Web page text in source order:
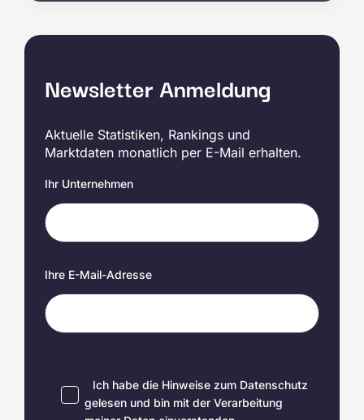
Newsletter Anmeldung
Aktuelle Statistiken, Rankings und
Marktdaten monatlich per E-Mail erhalten.
Ihr Unternehmen
Ihre E-Mail-Adresse
Ich habe die Hinweise zum Datenschutz
gelesen und bin mit der Verarbeitung